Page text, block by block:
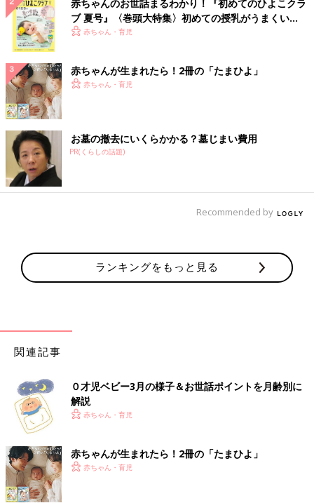
赤ちゃんのお世話まるわかり！『初めてのひよこクラ
ブ 夏号』〈巻頭大特集〉初めての授乳がうまくい
く！ おっぱい・ミルクの基本と夏のトラブル 解決テ
赤ちゃん・育児
赤ちゃんが生まれたら！2冊の「たまひよ」
赤ちゃん・育児
お墓の撤去にいくらかかる？墓じまい費用
PR(くらしの話題)
Recommended by
ランキングをもっと見る
関連記事
０才児ベビー3月の様子＆お世話ポイントを月齢別に
解説
赤ちゃん・育児
赤ちゃんが生まれたら！2冊の「たまひよ」
赤ちゃん・育児